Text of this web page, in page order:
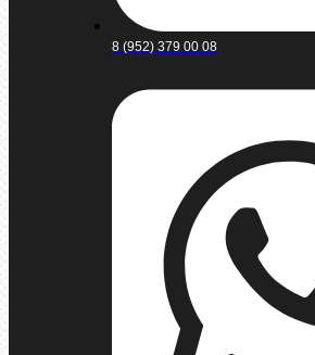
8 (952) 379 00 08